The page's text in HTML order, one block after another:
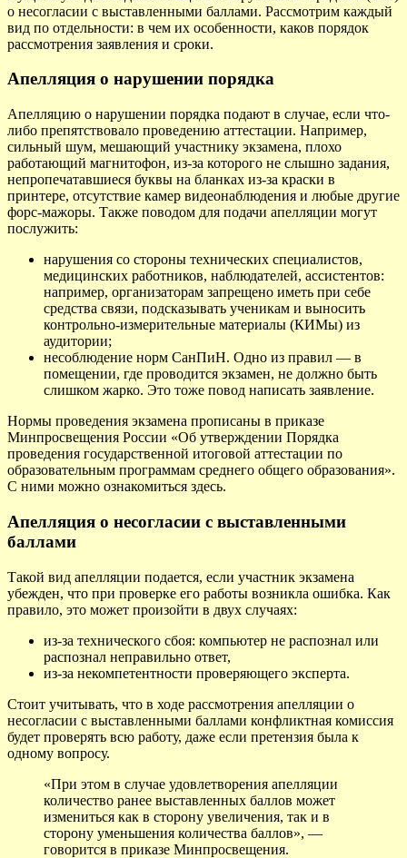
о несогласии с выставленными баллами. Рассмотрим каждый
вид по отдельности: в чем их особенности, каков порядок
рассмотрения заявления и сроки.
Апелляция о нарушении порядка
Апелляцию о нарушении порядка подают в случае, если что-
либо препятствовало проведению аттестации. Например,
сильный шум, мешающий участнику экзамена, плохо
работающий магнитофон, из-за которого не слышно задания,
непропечатавшиеся буквы на бланках из-за краски в
принтере, отсутствие камер видеонаблюдения и любые другие
форс-мажоры. Также поводом для подачи апелляции могут
послужить:
нарушения со стороны технических специалистов,
медицинских работников, наблюдателей, ассистентов:
например, организаторам запрещено иметь при себе
средства связи, подсказывать ученикам и выносить
контрольно-измерительные материалы (КИМы) из
аудитории;
несоблюдение норм СанПиН. Одно из правил — в
помещении, где проводится экзамен, не должно быть
слишком жарко. Это тоже повод написать заявление.
Нормы проведения экзамена прописаны в приказе
Минпросвещения России «Об утверждении Порядка
проведения государственной итоговой аттестации по
образовательным программам среднего общего образования».
С ними можно ознакомиться здесь.
Апелляция о несогласии с выставленными
баллами
Такой вид апелляции подается, если участник экзамена
убежден, что при проверке его работы возникла ошибка. Как
правило, это может произойти в двух случаях:
из-за технического сбоя: компьютер не распознал или
распознал неправильно ответ,
из-за некомпетентности проверяющего эксперта.
Стоит учитывать, что в ходе рассмотрения апелляции о
несогласии с выставленными баллами конфликтная комиссия
будет проверять всю работу, даже если претензия была к
одному вопросу.
«При этом в случае удовлетворения апелляции
количество ранее выставленных баллов может
измениться как в сторону увеличения, так и в
сторону уменьшения количества баллов», —
говорится в приказе Минпросвещения.